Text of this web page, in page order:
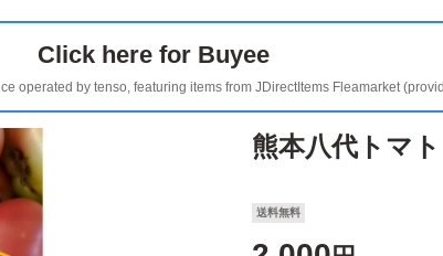
Click here for Buyee
operated by tenso, featuring items from JDirectItems Fleamarket
熊本八代トマ
送料無料